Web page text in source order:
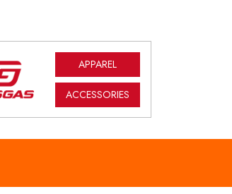
APPAREL
ACCESSORIES